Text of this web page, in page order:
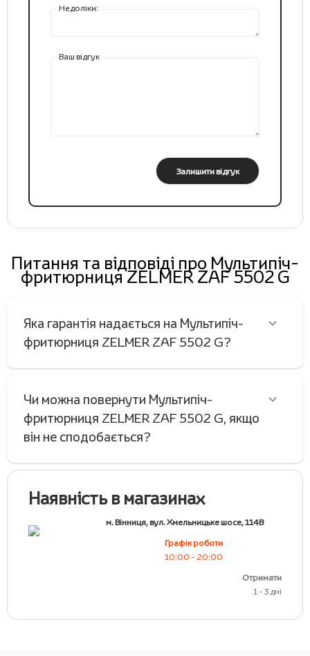
Недоліки:
Ваш відгук
Залишити відгук
Питання та відповіді про Мультипіч-
фритюрниця ZELMER ZAF 5502 G
Яка гарантія надається на Мультипіч-
фритюрниця ZELMER ZAF 5502 G?
Чи можна повернути Мультипіч-
фритюрниця ZELMER ZAF 5502 G, якщо
він не сподобається?
Наявність в магазинах
м. Вінниця, вул. Хмельницьке шосе, 114В
Графік роботи
10:00 - 20:00
Отримати
1 - 3 дні